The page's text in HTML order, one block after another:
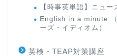
【時事英単語】ニュー
English in a minute
ーズ・イディオム）
英検・TEAP対策講座